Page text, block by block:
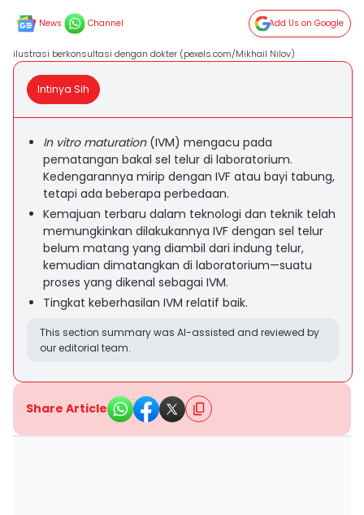
News Channel Add Us on Google
ilustrasi berkonsultasi dengan dokter (pexels.com/Mikhail Nilov)
Intinya Sih
In vitro maturation(IVM) mengacu pada
pematangan bakal sel telur di laboratorium.
Kedengarannya mirip dengan IVF atau bayi tabung,
tetapi ada beberapa perbedaan.
Kemajuan terbaru dalam teknologi dan teknik telah
memungkinkan dilakukannya IVF dengan sel telur
belum matang yang diambil dari indung telur,
kemudian dimatangkan di laboratorium—suatu
proses yang dikenal sebagai IVM.
Tingkat keberhasilan IVM relatif baik.
This section summary was AI-assisted and reviewed by
our editorial team.
Share Article